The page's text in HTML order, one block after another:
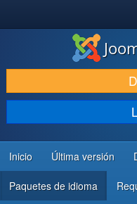
DESCARGAR
DESCUBRE Y APRENDE
COMUNIDAD Y AYUDA
RECURSOS PARA
Inicio Última versión
Paquetes de idioma